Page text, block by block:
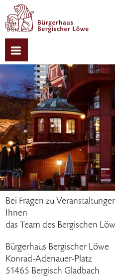
Bei Fragen zu
Ihnen
das Team des Bergischen
Bürgerhaus Bergischer Löwe
Konrad-Adenauer-Platz
51465 Bergisch Gladbach